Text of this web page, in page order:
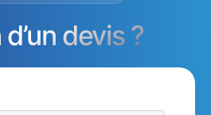
devis ?